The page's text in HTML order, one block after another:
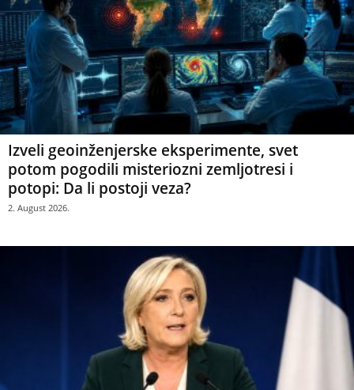
Izveli geoinženjerske eksperimente, svet
potom pogodili misteriozni zemljotresi i
potopi: Da li postoji veza?
2. August 2026.